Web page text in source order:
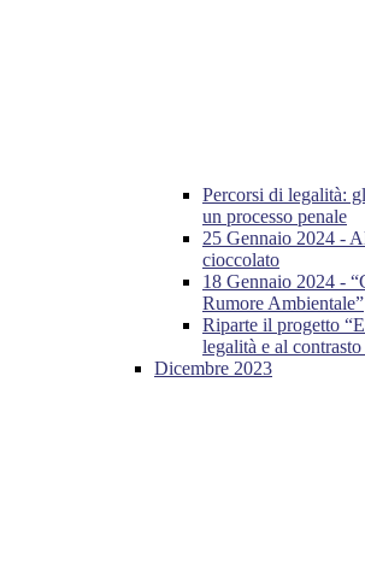
Percorsi di legalità:
un processo penale
25 Gennaio 2024 -
cioccolato
18 Gennaio 2024 -
Rumore Ambientale”
Riparte il progetto
legalità e al
Dicembre 2023